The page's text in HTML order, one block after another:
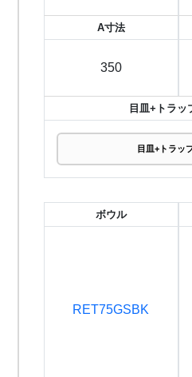
A寸法
350
目皿+トラッ
目皿+トラッ
ボウル
RET75GSBK